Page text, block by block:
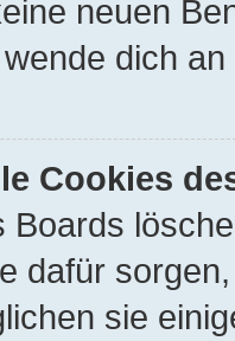
neuen
dich
Cookies
Boards
dafür
sie